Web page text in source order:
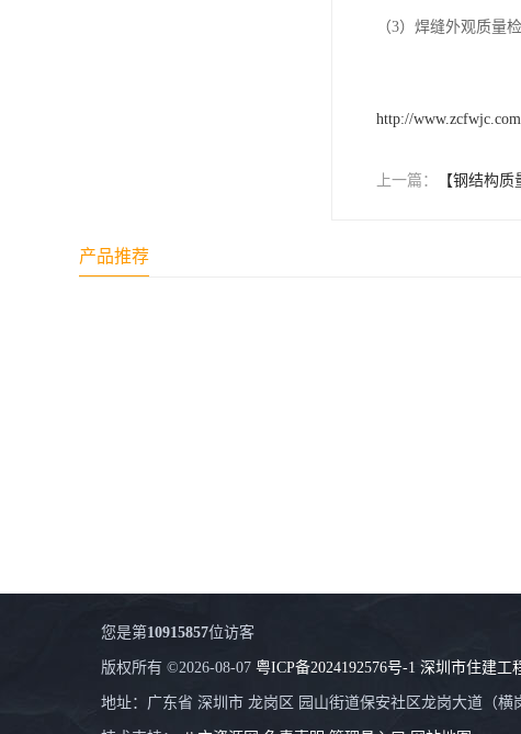
（3）焊缝外观质量
http://www.zcfwjc.com
上一篇： 【钢结构
产品推荐
您是第10915857位访客
版权所有 ©2026-08-07 粤ICP备2024192576号-1 深圳市住建工
地址：广东省 深圳市 龙岗区 园山街道保安社区龙岗大道（横